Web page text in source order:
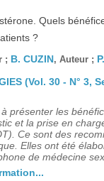
Quels
?
; B. CUZIN, Auteur ;
(Vol. 30 - N° 3,
présenter les
et la prise en
Ce sont des
Elles ont été
de médecine